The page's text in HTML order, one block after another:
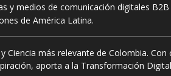
y medios de comunicación digitales
de América Latina.
más relevante de Colombia.
aporta a la Transformación